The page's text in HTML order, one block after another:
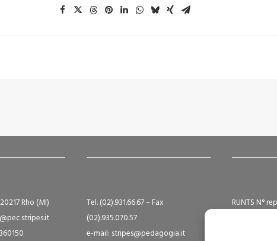
Rho (MI)
Tel. (02).931.66.67 – Fax
(02).935.070.57
e-mail: stripes@pedagogia.it
RUNTS N°
Albo